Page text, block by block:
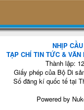
NHỊP
TẠP CHÍ TIN TỨC &
Thành lập:
Giấy phép của Bộ Di
Số đăng kí quốc tế tại
Powered by